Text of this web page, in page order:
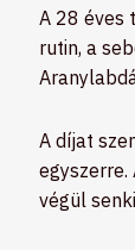
A 28 éves
rutin, a
A díjat
végül